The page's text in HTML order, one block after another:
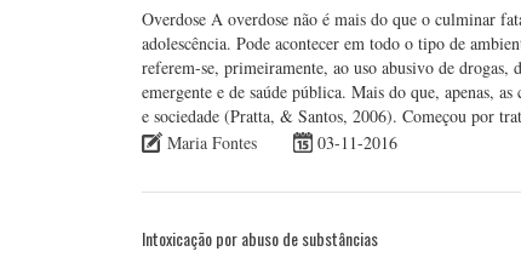
Overdose A overdose não é mais do que o culminar
adolescência. Pode acontecer em todo o tipo de
referem-se, primeiramente, ao uso abusivo de
emergente e de saúde pública. Mais do que, apenas,
e sociedade (Pratta, & Santos, 2006). Começou por
Maria Fontes
03-11-2016
Intoxicação por abuso de substâncias